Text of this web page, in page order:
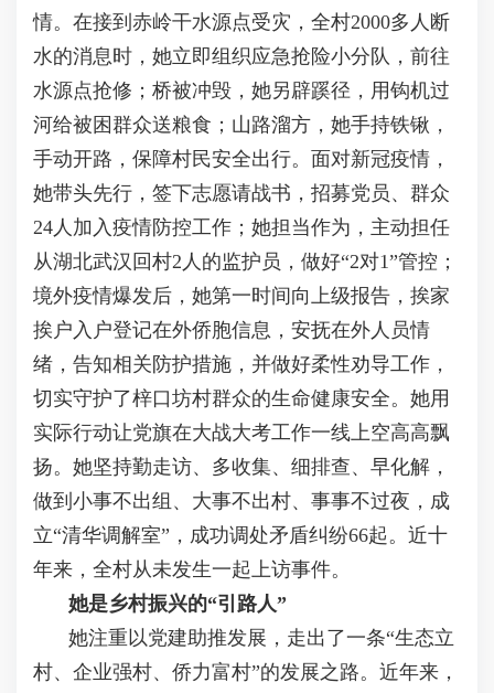
情。在接到赤岭干水源点受灾，全村2000多人断
水的消息时，她立即组织应急抢险小分队，前往
水源点抢修；桥被冲毁，她另辟蹊径，用钩机过
河给被困群众送粮食；山路溜方，她手持铁锹，
手动开路，保障村民安全出行。面对新冠疫情，
她带头先行，签下志愿请战书，招募党员、群众
24人加入疫情防控工作；她担当作为，主动担任
从湖北武汉回村2人的监护员，做好“2对1”管控；
境外疫情爆发后，她第一时间向上级报告，挨家
挨户入户登记在外侨胞信息，安抚在外人员情
绪，告知相关防护措施，并做好柔性劝导工作，
切实守护了梓口坊村群众的生命健康安全。她用
实际行动让党旗在大战大考工作一线上空高高飘
扬。她坚持勤走访、多收集、细排查、早化解，
做到小事不出组、大事不出村、事事不过夜，成
立“清华调解室”，成功调处矛盾纠纷66起。近十
年来，全村从未发生一起上访事件。
她是乡村振兴的“引路人”
她注重以党建助推发展，走出了一条“生态立
村、企业强村、侨力富村”的发展之路。近年来，